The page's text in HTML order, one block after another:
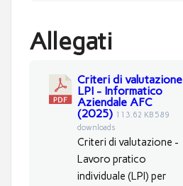
Allegati
Criteri di valutazione
LPI - Informatico
Aziendale AFC
(2025) 113.62 KB 589
downloads
Criteri di valutazione -
Lavoro pratico
individuale (LPI) per